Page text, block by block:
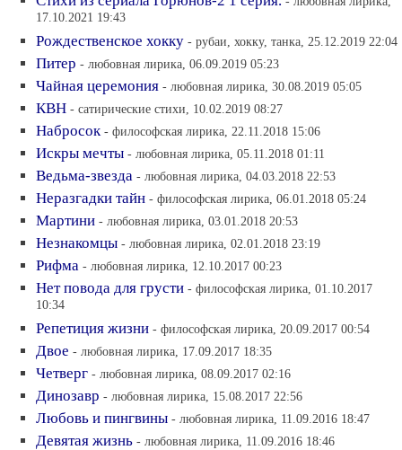
17.10.2021 19:43
Рождественское хокку - рубаи, хокку, танка, 25.12.2019 22:04
Питер - любовная лирика, 06.09.2019 05:23
Чайная церемония - любовная лирика, 30.08.2019 05:05
КВН - сатирические стихи, 10.02.2019 08:27
Набросок - философская лирика, 22.11.2018 15:06
Искры мечты - любовная лирика, 05.11.2018 01:11
Ведьма-звезда - любовная лирика, 04.03.2018 22:53
Неразгадки тайн - философская лирика, 06.01.2018 05:24
Мартини - любовная лирика, 03.01.2018 20:53
Незнакомцы - любовная лирика, 02.01.2018 23:19
Рифма - любовная лирика, 12.10.2017 00:23
Нет повода для грусти - философская лирика, 01.10.2017
10:34
Репетиция жизни - философская лирика, 20.09.2017 00:54
Двое - любовная лирика, 17.09.2017 18:35
Четверг - любовная лирика, 08.09.2017 02:16
Динозавр - любовная лирика, 15.08.2017 22:56
Любовь и пингвины - любовная лирика, 11.09.2016 18:47
Девятая жизнь - любовная лирика, 11.09.2016 18:46